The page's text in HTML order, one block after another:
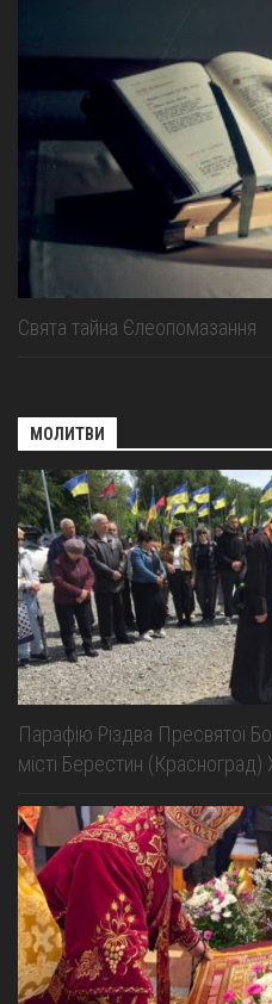
Свята тайна Єлеопомазання
МОЛИТВИ
Парафію Різдва Пресвятої
місті Берестин (Красноград)